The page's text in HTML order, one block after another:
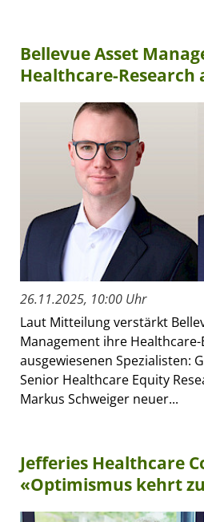
Bellevue Asset
Healthcare-Research
26.11.2025, 10:00 Uhr
Laut Mitteilung verstärkt
Management ihre
ausgewiesenen Spezialisten:
Senior Healthcare Equity
Markus Schweiger neuer...
Jefferies Healthcare
«Optimismus kehrt